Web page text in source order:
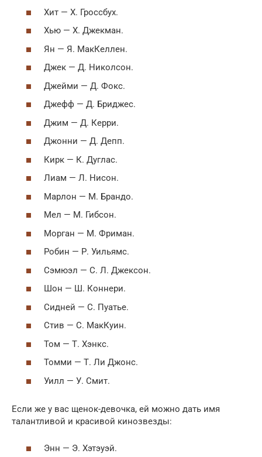
Хит — Х. Гроссбух.
Хью — Х. Джекман.
Ян — Я. МакКеллен.
Джек — Д. Николсон.
Джейми — Д. Фокс.
Джефф — Д. Бриджес.
Джим — Д. Керри.
Джонни — Д. Депп.
Кирк — К. Дуглас.
Лиам — Л. Нисон.
Марлон — М. Брандо.
Мел — М. Гибсон.
Морган — М. Фриман.
Робин — Р. Уильямс.
Сэмюэл — С. Л. Джексон.
Шон — Ш. Коннери.
Сидней — С. Пуатье.
Стив — С. МакКуин.
Том — Т. Хэнкс.
Томми — Т. Ли Джонс.
Уилл — У. Смит.
Если же у вас щенок-девочка, ей можно дать имя
талантливой и красивой кинозвезды:
Энн — Э. Хэтэуэй.